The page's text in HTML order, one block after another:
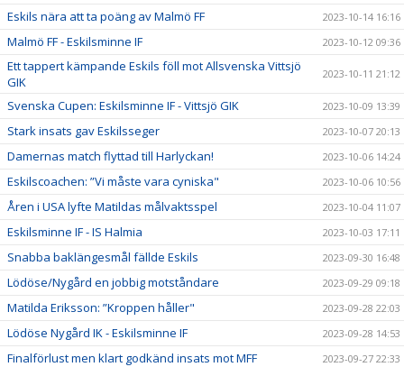
Eskils nära att ta poäng av Malmö FF 2023-10-14 16:16
Malmö FF - Eskilsminne IF 2023-10-12 09:36
Ett tappert kämpande Eskils föll mot Allsvenska Vittsjö
GIK
2023-10-11 21:12
Svenska Cupen: Eskilsminne IF - Vittsjö GIK 2023-10-09 13:39
Stark insats gav Eskilsseger 2023-10-07 20:13
Damernas match flyttad till Harlyckan! 2023-10-06 14:24
Eskilscoachen: ”Vi måste vara cyniska" 2023-10-06 10:56
Åren i USA lyfte Matildas målvaktsspel 2023-10-04 11:07
Eskilsminne IF - IS Halmia 2023-10-03 17:11
Snabba baklängesmål fällde Eskils 2023-09-30 16:48
Lödöse/Nygård en jobbig motståndare 2023-09-29 09:18
Matilda Eriksson: ”Kroppen håller" 2023-09-28 22:03
Lödöse Nygård IK - Eskilsminne IF 2023-09-28 14:53
Finalförlust men klart godkänd insats mot MFF 2023-09-27 22:33